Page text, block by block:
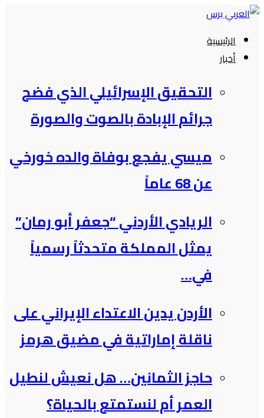
التجاوز
المحتوىالرئيسية
أخبار
التحقيق الإسرائيلي الذي فضح
جرائم الإبادة بالصوت والصورة
ميسي يفجع بوفاة والده خورخي
عن 68 عاماً
الريادي الأردني “جعفر أبو رمان”
يمثل المملكة متحدثاً رسمياً
في…
الأردن يدين الاعتداء الإيراني على
ناقلة إماراتية في مضيق هرمز
حاجز الثمانين… هل نعيش لنطيل
العمر أم لنستمتع بالحياة؟